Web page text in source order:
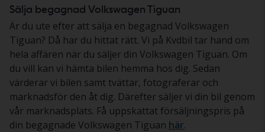
Sälja begagnad Volkswagen Tiguan
Är du ute efter att sälja en begagnad Volkswagen
Tiguan? Då har du hittat rätt. Vi på Kvdbil tar hand om
hela affären när du säljer din Volkswagen Tiguan. Om
du vill kan vi hämta bilen hemma hos dig. Sedan
värderar vi bilen samt tvättar, fotograferar och
marknadsför den åt dig. Därefter säljer vi din bil genom
vår marknadsplats. Få uppskattat försäljningspris på
din begagnade Volkswagen Tiguan här.